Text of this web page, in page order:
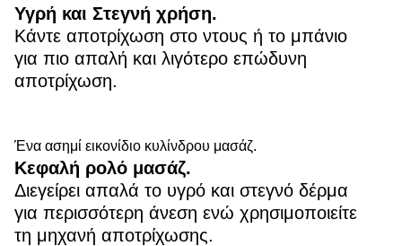
Υγρή και Στεγνή χρήση.
Κάντε αποτρίχωση στο ντους ή το μπάνιο
για πιο απαλή και λιγότερο επώδυνη
αποτρίχωση.
Ένα ασημί εικονίδιο κυλίνδρου μασάζ.
Κεφαλή ρολό μασάζ.
Διεγείρει απαλά το υγρό και στεγνό δέρμα
για περισσότερη άνεση ενώ χρησιμοποιείτε
τη μηχανή αποτρίχωσης.